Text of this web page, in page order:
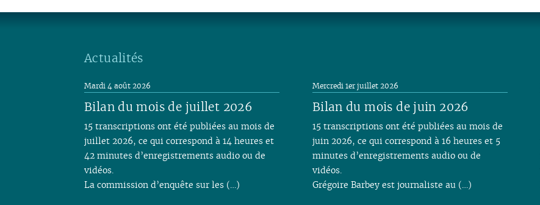
Actualités
Bilan du mois de juillet 2026
Mardi 4 août 2026
15 transcriptions ont été publiées au mois de
juillet 2026, ce qui correspond à 14 heures et
42 minutes d’enregistrements audio ou de
vidéos.
La commission d’enquête sur les (…)
Bilan du mois de juin 2026
Mercredi 1er juillet 2026
15 transcriptions ont été publiées au mois de
juin 2026, ce qui correspond à 16 heures et 5
minutes d’enregistrements audio ou de
vidéos.
Grégoire Barbey est journaliste au (…)